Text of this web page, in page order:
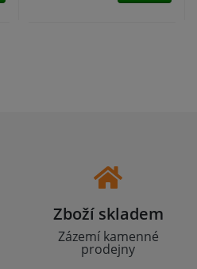
Zboží skladem
Zázemí kamenné
prodejny